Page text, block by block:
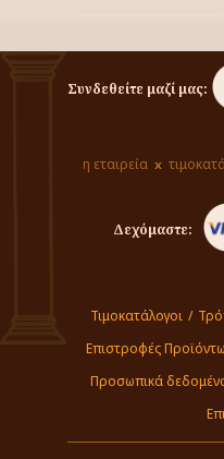
Συνδεθείτε μαζί μας:
η εταιρεία
Δεχόμαστε:
Τιμοκατάλογοι /
Επιστροφές
Προσωπικά